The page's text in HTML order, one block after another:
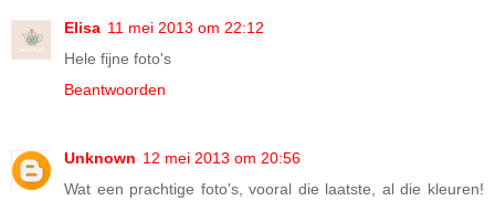
Elisa 11 mei 2013 om 22:12
Hele fijne foto's
Beantwoorden
Unknown 12 mei 2013 om 20:56
Wat een prachtige foto's, vooral die laatste, al die kleuren!